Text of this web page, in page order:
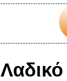
Λαδικό